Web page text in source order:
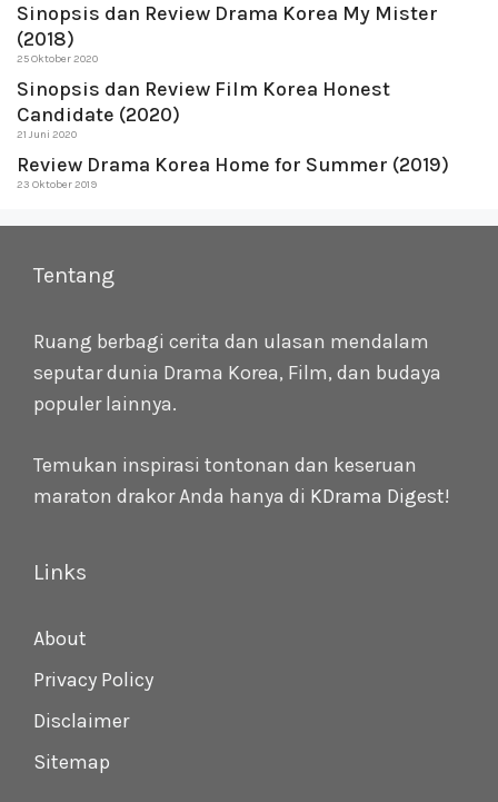
Sinopsis dan Review Drama Korea My Mister
(2018)
25 Oktober 2020
Sinopsis dan Review Film Korea Honest
Candidate (2020)
21 Juni 2020
Review Drama Korea Home for Summer (2019)
23 Oktober 2019
Tentang
Ruang berbagi cerita dan ulasan mendalam
seputar dunia Drama Korea, Film, dan budaya
populer lainnya.
Temukan inspirasi tontonan dan keseruan
maraton drakor Anda hanya di KDrama Digest!
Links
About
Privacy Policy
Disclaimer
Sitemap